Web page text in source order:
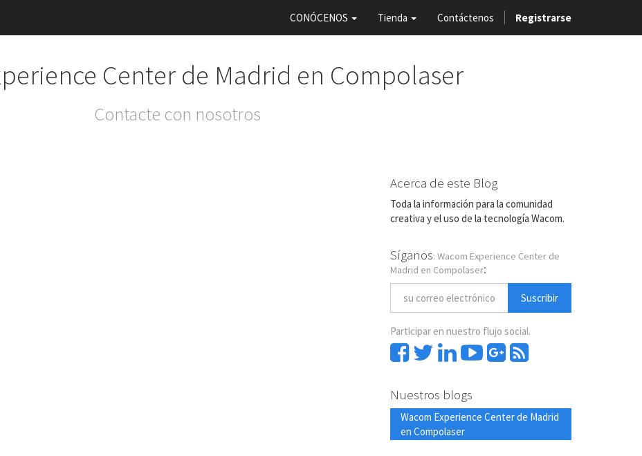
CONÓCENOS Tienda Contáctenos Registrarse
Center de Madrid en Compolaser
Contacte con nosotros
Acerca de este Blog
Toda la información para la comunidad
creativa y el uso de la tecnología Wacom.
Síganos: Wacom Experience Center de
Madrid en Compolaser:
Suscribir
Participar en nuestro flujo social.
Nuestros blogs
Wacom Experience Center de Madrid
en Compolaser